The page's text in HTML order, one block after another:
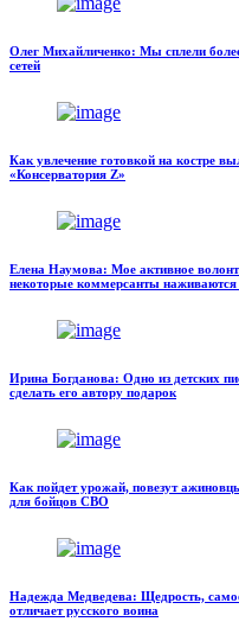
Олег Михайличенко: Мы сплели
сетей
Как увлечение готовкой на костре
«Консерватория Z»
Елена Наумова: Мое активное
некоторые коммерсанты
Ирина Богданова: Одно из детских
сделать его автору подарок
Как пойдет урожай, повезут
для бойцов СВО
Надежда Медведева: Щедрость,
отличает русского воина